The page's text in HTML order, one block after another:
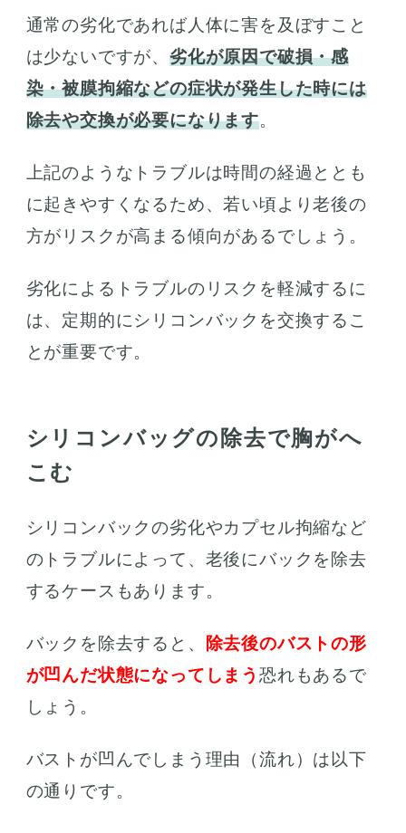
通常の劣化であれば人体に害を及ぼすこと
は少ないですが、劣化が原因で破損・感
染・被膜拘縮などの症状が発生した時には
除去や交換が必要になります。
上記のようなトラブルは時間の経過ととも
に起きやすくなるため、若い頃より老後の
方がリスクが高まる傾向があるでしょう。
劣化によるトラブルのリスクを軽減するに
は、定期的にシリコンバックを交換するこ
とが重要です。
シリコンバッグの除去で胸がへ
こむ
シリコンバックの劣化やカプセル拘縮など
のトラブルによって、老後にバックを除去
するケースもあります。
バックを除去すると、
除去後のバストの形
が凹んだ状態になってしまう恐れもあるで
しょう。
バストが凹んでしまう理由（流れ）は以下
の通りです。